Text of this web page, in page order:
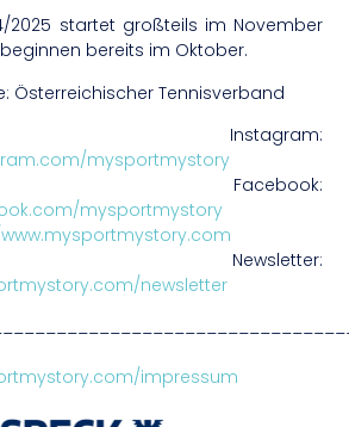
2025 startet großteils im November
beginnen bereits im Oktober.
Österreichischer Tennisverband
mysportmystory
mysportmystory
newsletter
impressum